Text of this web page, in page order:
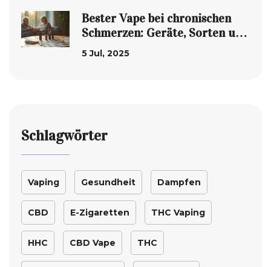
Bester Vape bei chronischen
Schmerzen: Geräte, Sorten und
Tipps 2025
5 Jul, 2025
Schlagwörter
Vaping Gesundheit Dampfen
CBD E-Zigaretten THC Vaping
HHC CBD Vape THC